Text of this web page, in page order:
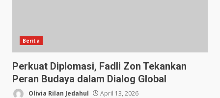
Berita
Perkuat Diplomasi, Fadli Zon Tekankan
Peran Budaya dalam Dialog Global
Olivia Rilan Jedahul April 13, 2026